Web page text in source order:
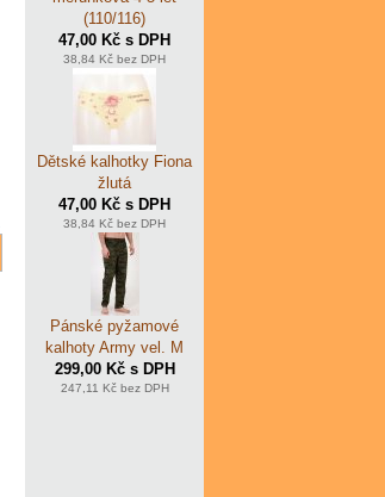
(110/116)
47,00 Kč s DPH
38,84 Kč bez DPH
Dětské kalhotky Fiona
žlutá
47,00 Kč s DPH
38,84 Kč bez DPH
Pánské pyžamové
kalhoty Army vel. M
299,00 Kč s DPH
247,11 Kč bez DPH